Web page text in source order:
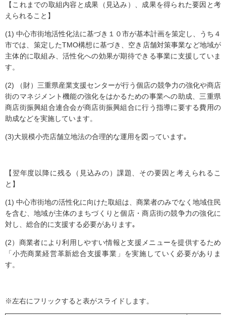
【これまでの取組内容と成果（見込み）、成果を得られた要因と考
えられること】
(1) 中心市街地活性化法に基づき１０市が基本計画を策定し、うち４
市では、策定したTMO構想に基づき、空き店舗対策事業など地域が
主体的に取組み、活性化への効果が期待できる事業に支援していま
す。
(2) （財）三重県産業支援センターが行う個店の競争力の強化や商店
街のマネジメント機能の強化をはかるための事業への助成、三重県
商店街振興組合連合会が商店街振興組合に行う指導に要する費用の
助成などを実施しています。
(3)大規模小売店舗立地法の合理的な運用を図っています｡
【翌年度以降に残る（見込みの）課題、その要因と考えられるこ
と】
(1) 中心市街地の活性化に向けた取組は、商業者のみでなく地域住民
を含む、地域が主体のまちづくりと個店・商店街の競争力の強化に
対し、総合的に支援する必要があります｡
(2）商業者により利用しやすい情報と支援メニューを提供するため
「小売商業経営革新総合支援事業」を実施していく必要がありま
す。
※左右にフリックすると表がスライドします。